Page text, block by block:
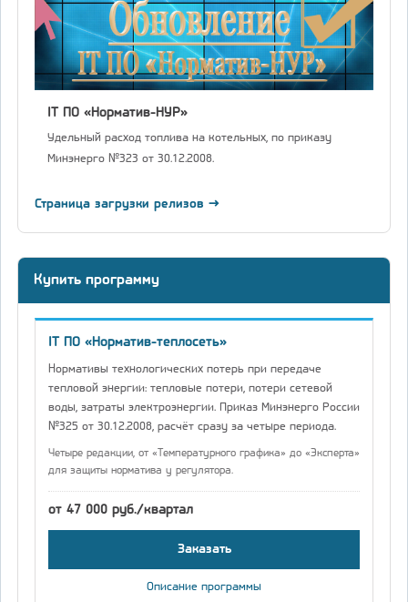
IT ПО «Норматив-НУР»
Удельный расход топлива на котельных, по приказу
Минэнерго №323 от 30.12.2008.
Страница загрузки релизов →
Купить программу
IT ПО «Норматив-теплосеть»
Нормативы технологических потерь при передаче
тепловой энергии: тепловые потери, потери сетевой
воды, затраты электроэнергии. Приказ Минэнерго России
№325 от 30.12.2008, расчёт сразу за четыре периода.
Четыре редакции, от «Температурного графика» до «Эксперта»
для защиты норматива у регулятора.
от 47 000 руб./квартал
Заказать
Описание программы